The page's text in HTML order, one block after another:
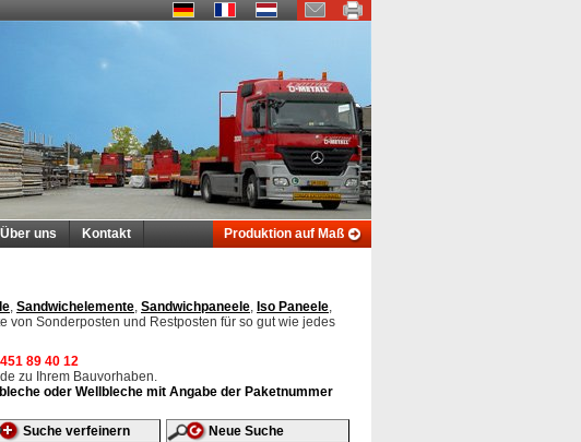
Über uns Kontakt Produktion auf Maß
, Sandwichelemente, Sandwichpaneele, Iso Paneele,
von Sonderposten und Restposten für so gut wie jedes
89 40 12
zu Ihrem Bauvorhaben.
oder Wellbleche mit Angabe der Paketnummer
Neue Suche
Suche verfeinern